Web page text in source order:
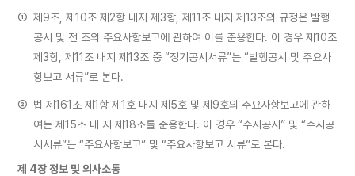
① 제9조, 제10조 제2항 내지 제3항, 제11조 내지 제13조의 규정은 발행
공시 및 전 조의 주요사항보고에 관하여 이를 준용한다. 이 경우 제10조
제3항, 제11조 내지 제13조 중 “정기공시서류”는 “발행공시 및 주요사
항보고 서류”로 본다.
② 법 제161조 제1항 제1호 내지 제5호 및 제9호의 주요사항보고에 관하
여는 제15조 내 지 제18조를 준용한다. 이 경우 “수시공시” 및 “수시공
시서류”는 “주요사항보고” 및 “주요사항보고 서류”로 본다.
제 4장 정보 및 의사소통